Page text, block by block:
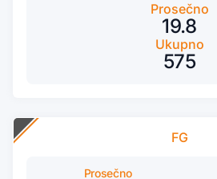
Prosečno
19.8
Ukupno
575
FG
Prosečno